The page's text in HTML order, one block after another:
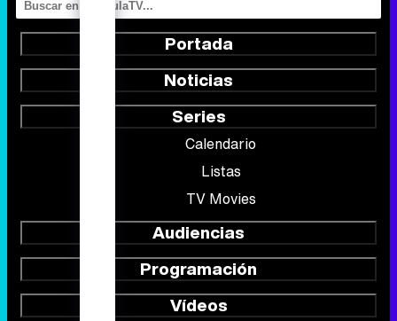
Portada
Noticias
Series
Calendario
Listas
TV Movies
Audiencias
Programación
Vídeos